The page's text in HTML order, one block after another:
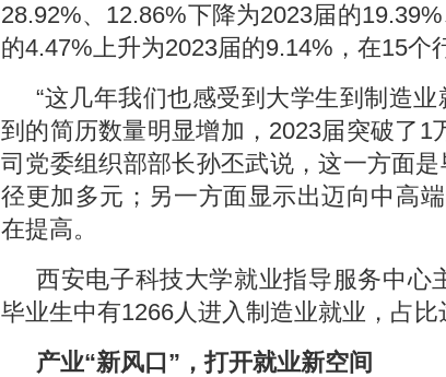
28.92%、12.86%下降为2023届的
的4.47%上升为2023届的9.14%，在15个
“这几年我们也感受到大学生到制造
到的简历数量明显增加，2023届突破了1
司党委组织部部长孙丕武说，这一方面
径更加多元；另一方面显示出迈向中高
在提高。
西安电子科技大学就业指导服务中心
毕业生中有1266人进入制造业就业，占比
产业“新风口”，打开就业新空间